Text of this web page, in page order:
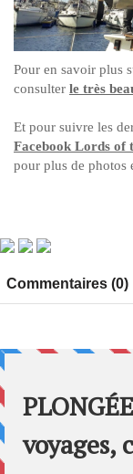
Pour en savoir plus
consulter le très
Et pour suivre les
Facebook Lords of
pour plus de photos
Commentaires (0)